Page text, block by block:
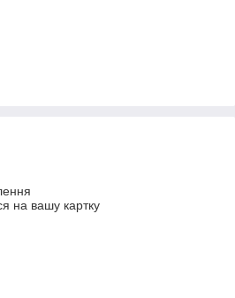
на вашу картку